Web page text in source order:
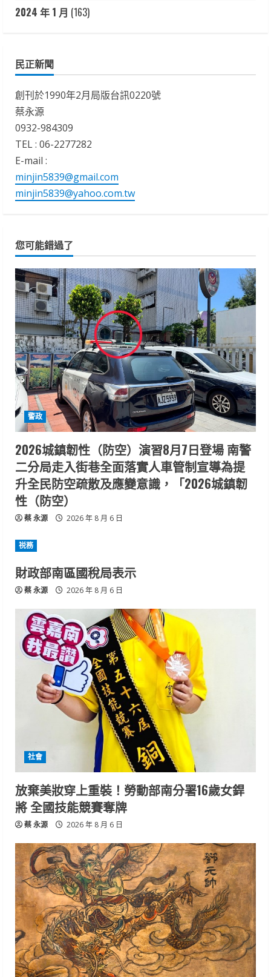
2024 年 1 月 (163)
民正新聞
創刊於1990年2月局版台訊0220號
蔡永源
0932-984309
TEL : 06-2277282
E-mail :
minjin5839@gmail.com
minjin5839@yahoo.com.tw
您可能錯過了
警政
2026城鎮韌性（防空）演習8月7日登場 南警
二分局走入街巷全面落實人車管制宣導為提
升全民防空疏散及應變意識，「2026城鎮韌
性（防空）
蔡 永源 2026 年 8 月 6 日
祱務
財政部南區國稅局表示
蔡 永源 2026 年 8 月 6 日
社會
放棄美妝穿上重裝！勞動部南分署16歲女銲
將 全國技能競賽奪牌
蔡 永源 2026 年 8 月 6 日